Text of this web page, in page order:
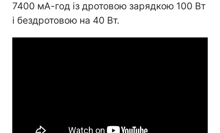
7400 мА-год із дротовою зарядкою 100 Вт
і бездротовою на 40 Вт.